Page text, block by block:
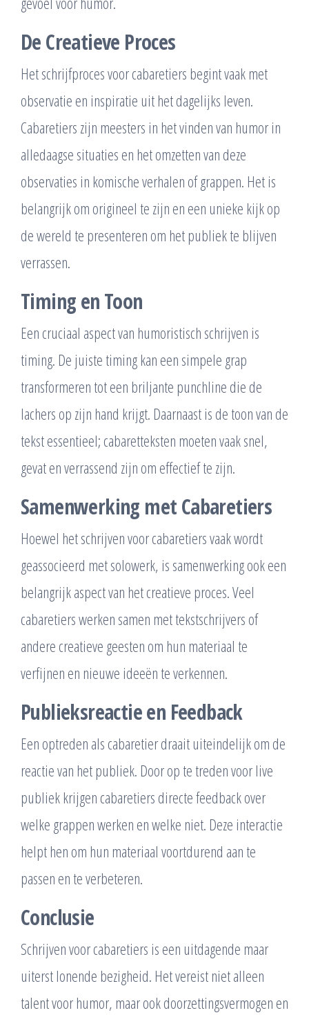
De Creatieve Proces
Het schrijfproces voor cabaretiers begint vaak met
observatie en inspiratie uit het dagelijks leven.
Cabaretiers zijn meesters in het vinden van humor in
alledaagse situaties en het omzetten van deze
observaties in komische verhalen of grappen. Het is
belangrijk om origineel te zijn en een unieke kijk op
de wereld te presenteren om het publiek te blijven
verrassen.
Timing en Toon
Een cruciaal aspect van humoristisch schrijven is
timing. De juiste timing kan een simpele grap
transformeren tot een briljante punchline die de
lachers op zijn hand krijgt. Daarnaast is de toon van de
tekst essentieel; cabaretteksten moeten vaak snel,
gevat en verrassend zijn om effectief te zijn.
Samenwerking met Cabaretiers
Hoewel het schrijven voor cabaretiers vaak wordt
geassocieerd met solowerk, is samenwerking ook een
belangrijk aspect van het creatieve proces. Veel
cabaretiers werken samen met tekstschrijvers of
andere creatieve geesten om hun materiaal te
verfijnen en nieuwe ideeën te verkennen.
Publieksreactie en Feedback
Een optreden als cabaretier draait uiteindelijk om de
reactie van het publiek. Door op te treden voor live
publiek krijgen cabaretiers directe feedback over
welke grappen werken en welke niet. Deze interactie
helpt hen om hun materiaal voortdurend aan te
passen en te verbeteren.
Conclusie
Schrijven voor cabaretiers is een uitdagende maar
uiterst lonende bezigheid. Het vereist niet alleen
talent voor humor, maar ook doorzettingsvermogen en